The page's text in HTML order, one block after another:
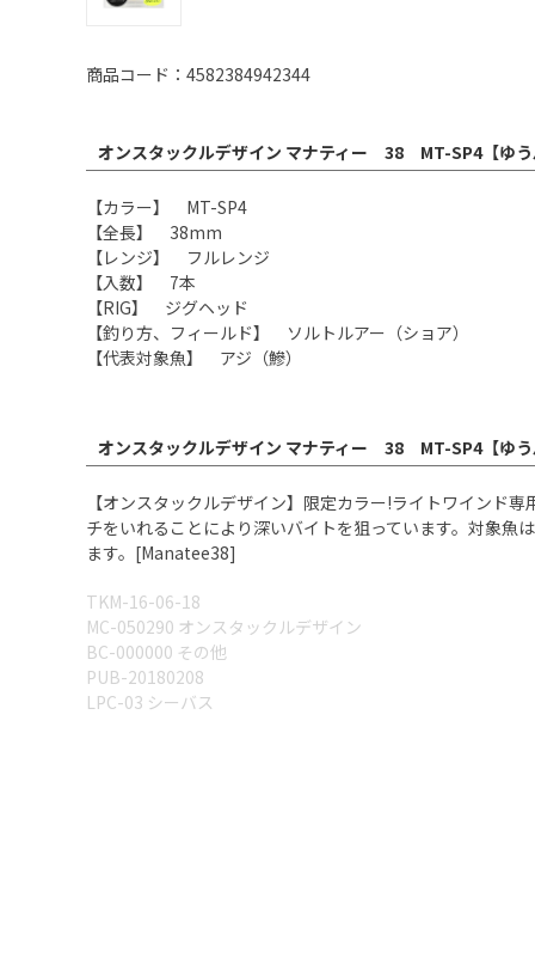
商品コード：4582384942344
オンスタックルデザイン マナティー 38 MT-SP4【ゆう
【カラー】 MT-SP4
【全長】 38mm
【レンジ】 フルレンジ
【入数】 7本
【RIG】 ジグヘッド
【釣り方、フィールド】 ソルトルアー（ショア）
【代表対象魚】 アジ（鰺）
オンスタックルデザイン マナティー 38 MT-SP4【ゆう
【オンスタックルデザイン】限定カラー!ライトワインド
チをいれることにより深いバイトを狙っています。対象魚
ます。[Manatee38]
TKM-16-06-18
MC-050290 オンスタックルデザイン
BC-000000 その他
PUB-20180208
LPC-03 シーバス